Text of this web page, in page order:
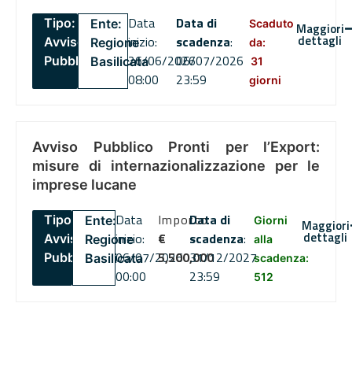
Tipo:
Avviso
Pubblico
Ente:
Regione
Basilicata
Data
inizio:
26/06/2026
08:00
Data di
scadenza:
06/07/2026
23:59
Scaduto
da:
31
giorni
Maggiori
dettagli
Avviso Pubblico Pronti per l’Export:
misure di internazionalizzazione per le
imprese lucane
Tipo:
Avviso
Pubblico
Ente:
Regione
Basilicata
Data
inizio:
06/07/2026
00:00
Importo
€
5,500,000
Data di
scadenza:
31/12/2027
23:59
Giorni
alla
scadenza:
512
Maggiori
dettagli